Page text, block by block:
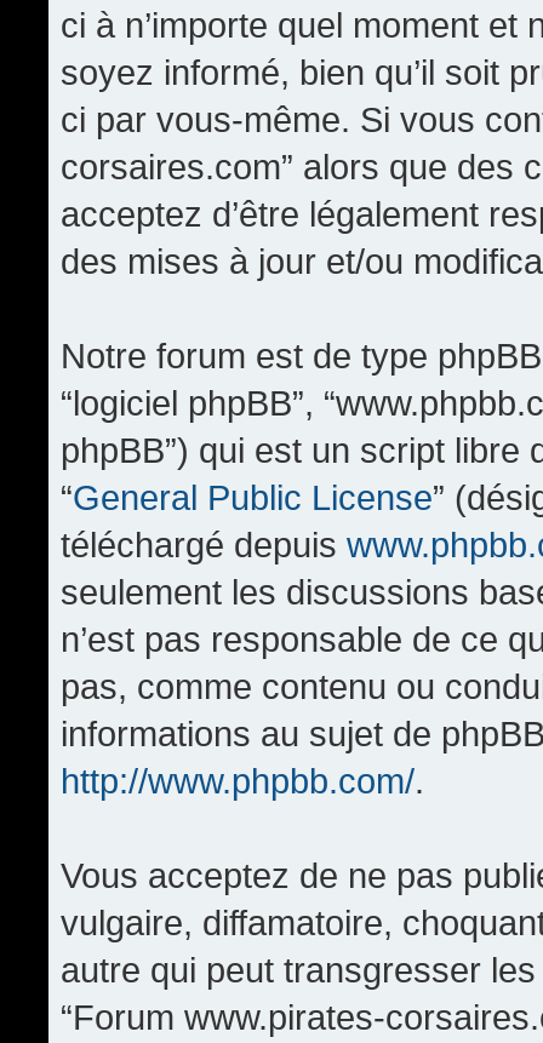
ci à n’importe quel moment
soyez informé, bien qu’il soit
ci par vous-même. Si vous
corsaires.com” alors que des
acceptez d’être légalement
des mises à jour et/ou
Notre forum est de type phpBB
“logiciel phpBB”,
phpBB”) qui est un script
“General Public License”
téléchargé depuis
seulement les discussions
n’est pas responsable de ce
pas, comme contenu ou
informations au sujet de
http://www.phpbb.com/.
Vous acceptez de ne pas
vulgaire, diffamatoire,
autre qui peut transgresser
“Forum www.pirates-